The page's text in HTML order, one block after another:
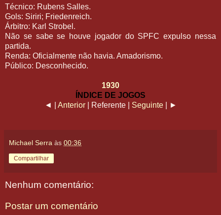
Técnico: Rubens Salles.
Gols: Siriri; Friedenreich.
Árbitro: Karl Strobel.
Não se sabe se houve jogador do SPFC expulso nessa
partida.
Renda: Oficialmente não havia. Amadorismo.
Público: Desconhecido.
1930
ÍNDICE DE JOGOS
◄ | Anterior| Referente | Seguinte| ►
Michael Serra às 00:36
Compartilhar
Nenhum comentário:
Postar um comentário